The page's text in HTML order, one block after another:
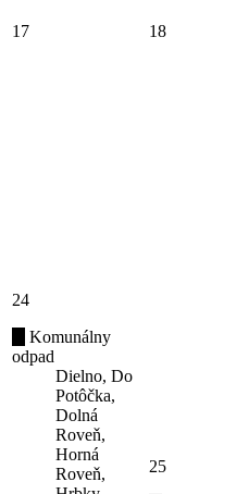
17 18
24
Komunálny
odpad
Dielno, Do
Potôčka,
Dolná
Roveň,
Horná
Roveň,
25